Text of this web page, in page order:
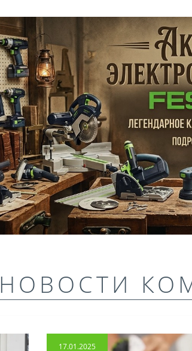
НОВОСТИ
17.01.2025